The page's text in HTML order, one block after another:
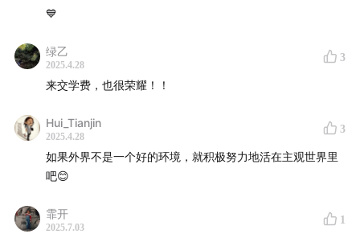
💙
绿乙
2025.4.28
3
来交学费，也很荣耀！！
Hui_Tianjin
2025.4.28
3
如果外界不是一个好的环境，就积极努力地活在主观世界里
吧😊
霏开
2025.7.03
1